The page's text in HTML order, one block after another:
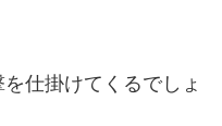
仕掛けてくるでしょ